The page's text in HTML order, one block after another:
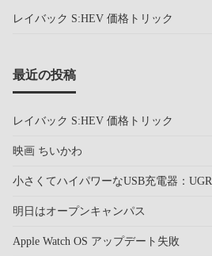
レイバック S:HEV 価格トリック
最近の投稿
レイバック S:HEV 価格トリック
映画 ちいかわ
小さくてハイパワーなUSB充電器：
明日はオープンキャンパス
Apple Watch OS アップデート失敗